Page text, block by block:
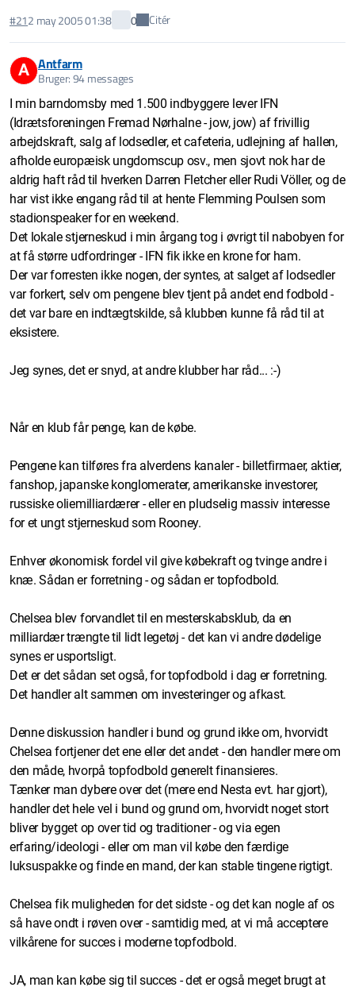
#212 may 2005 01:38 0 Citér
A Antfarm
Bruger: 94 messages
I min barndomsby med 1.500 indbyggere lever IFN
(Idrætsforeningen Fremad Nørhalne - jow, jow) af frivillig
arbejdskraft, salg af lodsedler, et cafeteria, udlejning af hallen,
afholde europæisk ungdomscup osv., men sjovt nok har de
aldrig haft råd til hverken Darren Fletcher eller Rudi Völler, og de
har vist ikke engang råd til at hente Flemming Poulsen som
stadionspeaker for en weekend.
Det lokale stjerneskud i min årgang tog i øvrigt til nabobyen for
at få større udfordringer - IFN fik ikke en krone for ham.
Der var forresten ikke nogen, der syntes, at salget af lodsedler
var forkert, selv om pengene blev tjent på andet end fodbold -
det var bare en indtægtskilde, så klubben kunne få råd til at
eksistere.
Jeg synes, det er snyd, at andre klubber har råd... :-)
Når en klub får penge, kan de købe.
Pengene kan tilføres fra alverdens kanaler - billetfirmaer, aktier,
fanshop, japanske konglomerater, amerikanske investorer,
russiske oliemilliardærer - eller en pludselig massiv interesse
for et ungt stjerneskud som Rooney.
Enhver økonomisk fordel vil give købekraft og tvinge andre i
knæ. Sådan er forretning - og sådan er topfodbold.
Chelsea blev forvandlet til en mesterskabsklub, da en
milliardær trængte til lidt legetøj - det kan vi andre dødelige
synes er usportsligt.
Det er det sådan set også, for topfodbold i dag er forretning.
Det handler alt sammen om investeringer og afkast.
Denne diskussion handler i bund og grund ikke om, hvorvidt
Chelsea fortjener det ene eller det andet - den handler mere om
den måde, hvorpå topfodbold generelt finansieres.
Tænker man dybere over det (mere end Nesta evt. har gjort),
handler det hele vel i bund og grund om, hvorvidt noget stort
bliver bygget op over tid og traditioner - og via egen
erfaring/ideologi - eller om man vil købe den færdige
luksuspakke og finde en mand, der kan stable tingene rigtigt.
Chelsea fik muligheden for det sidste - og det kan nogle af os
så have ondt i røven over - samtidig med, at vi må acceptere
vilkårene for succes i moderne topfodbold.
JA, man kan købe sig til succes - det er også meget brugt at